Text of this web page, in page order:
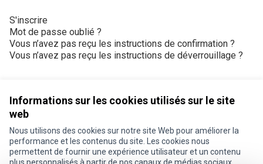
Informations sur les cookies utilisés sur le site
web
Nous utilisons des cookies sur notre site Web pour améliorer la
performance et les contenus du site. Les cookies nous
permettent de fournir une expérience utilisateur et un contenu
S'inscrire
Mot de passe oublié ?
Vous n’avez pas reçu les instructions de confirmation ?
Vous n’avez pas reçu les instructions de déverrouillage ?
Conditions d'utilisation
Paramètres des cookies
Je participe ! sur X
Je participe ! sur Facebook
Je participe ! sur Instagram